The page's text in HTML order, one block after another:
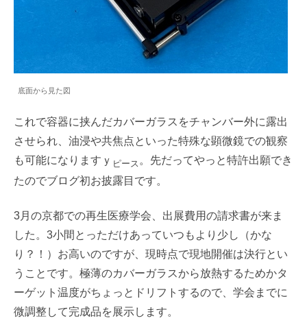
底面から見た図
これで容器に挟んだカバーガラスをチャンバー外に露出
させられ、油浸や共焦点といった特殊な顕微鏡での観察
も可能になりますｙ ピース 。先だってやっと特許出願でき
たのでブログ初お披露目です。
3月の京都での再生医療学会、出展費用の請求書が来ま
した。3小間とっただけあっていつもより少し（かな
り？！）お高いのですが、現時点で現地開催は決行とい
うことです。極薄のカバーガラスから放熱するためかタ
ーゲット温度がちょっとドリフトするので、学会までに
微調整して完成品を展示します。